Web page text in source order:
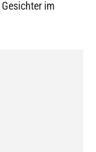
im